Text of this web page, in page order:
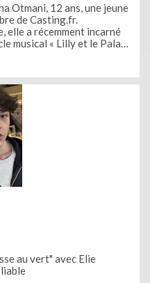
Otmani, 12 ans, une jeune
de Casting.fr.
elle a récemment incarné
musical « Lilly et le Palais
au vert" avec Elie